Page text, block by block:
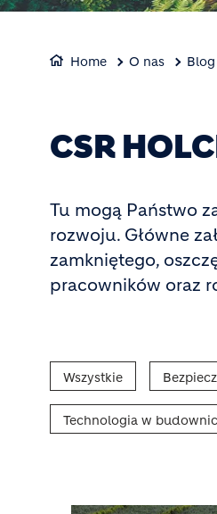
Home O nas Blog
CSR
Tu mogą Państwo
rozwoju. Główne
zamkniętego,
pracowników oraz
Wszystkie
Technologia w